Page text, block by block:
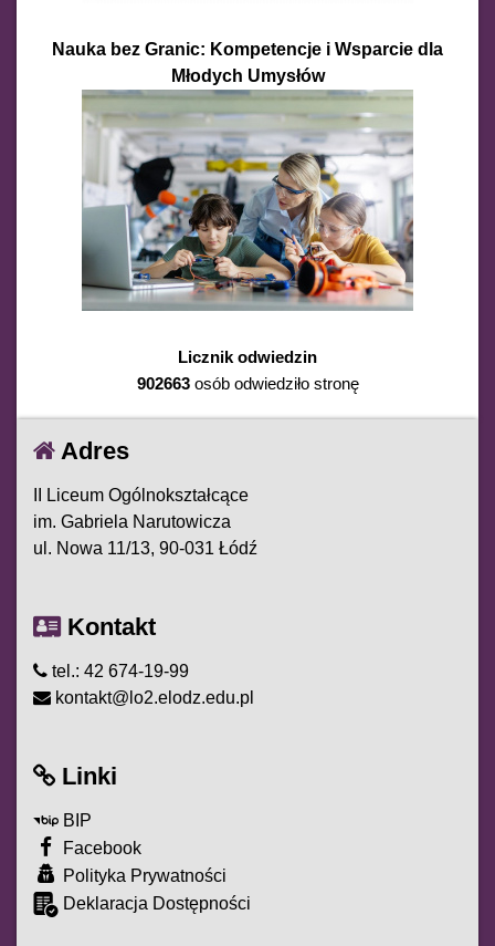
Nauka bez Granic: Kompetencje i Wsparcie dla
Młodych Umysłów
Licznik odwiedzin
902663osób odwiedziło stronę
Adres
II Liceum Ogólnokształcące
im. Gabriela Narutowicza
ul. Nowa 11/13, 90-031 Łódź
Kontakt
tel.: 42 674-19-99
kontakt@lo2.elodz.edu.pl
Linki
BIP
Facebook
Polityka Prywatności
Deklaracja Dostępności